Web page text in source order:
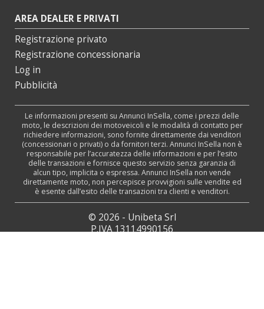
AREA DEALER E PRIVATI
Registrazione privato
Registrazione concessionaria
Log in
Pubblicità
Le informazioni presenti su Annunci InSella, come i prezzi delle
moto, le descrizioni dei motoveicoli e le modalità di contatto per
richiedere informazioni, sono fornite direttamente dai venditori
(concessionari o privati) o da fornitori terzi. Annunci InSella non è
responsabile per l’accuratezza delle informazioni e per l’esito
delle transazioni e fornisce questo servizio senza garanzia di
alcun tipo, implicita o espressa. Annunci InSella non vende
direttamente moto, non percepisce provvigioni sulle vendite ed
è esente dall’esito delle transazioni tra clienti e venditori.
© 2026 - Unibeta Srl
P.IVA 13114990156